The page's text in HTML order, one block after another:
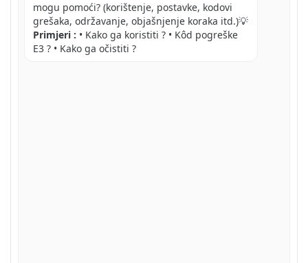
mogu pomoći? (korištenje, postavke, kodovi
grešaka, održavanje, objašnjenje koraka itd.)💡
Primjeri : • Kako ga koristiti ? • Kôd pogreške
E3 ? • Kako ga očistiti ?